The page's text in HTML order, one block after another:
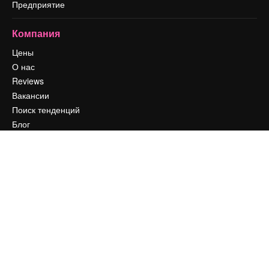
Предприятие
Компания
Цены
О нас
Reviews
Вакансии
Поиск тенденций
Блог